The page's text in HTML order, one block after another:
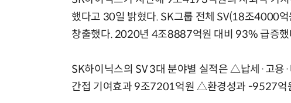
했다고 30일 밝혔다. SK그룹 전체 SV(18조4000
창출했다. 2020년 4조8887억원 대비 93% 급증했
SK하이닉스의 SV 3대 분야별 실적은 △납세·고용·
간접 기여효과 9조7201억원 △환경성과 -9527